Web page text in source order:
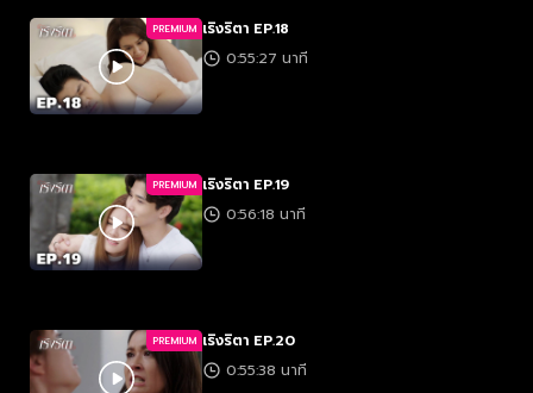
PREMIUM เริงริตา EP.18
0:55:27 นาที
PREMIUM เริงริตา EP.19
0:56:18 นาที
PREMIUM เริงริตา EP.20
0:55:38 นาที